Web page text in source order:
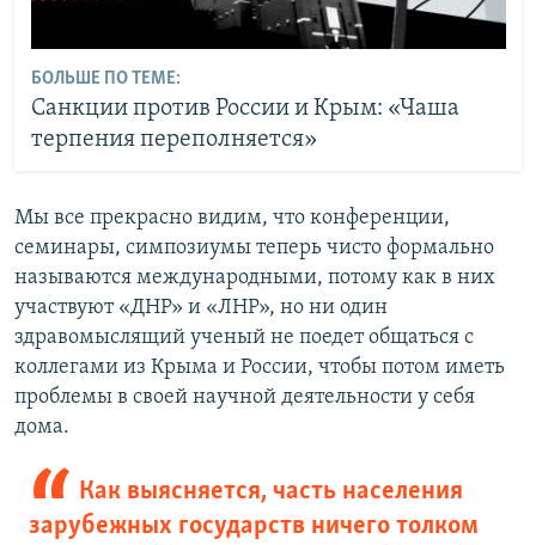
БОЛЬШЕ ПО ТЕМЕ:
Санкции против России и Крым: «Чаша
терпения переполняется»
Мы все прекрасно видим, что конференции,
семинары, симпозиумы теперь чисто формально
называются международными, потому как в них
участвуют «ДНР» и «ЛНР», но ни один
здравомыслящий ученый не поедет общаться с
коллегами из Крыма и России, чтобы потом иметь
проблемы в своей научной деятельности у себя
дома.
Как выясняется, часть населения
зарубежных государств ничего толком